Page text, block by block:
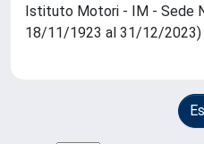
Istituto Motori - IM - Sede
18/11/1923 al 31/12/2023)